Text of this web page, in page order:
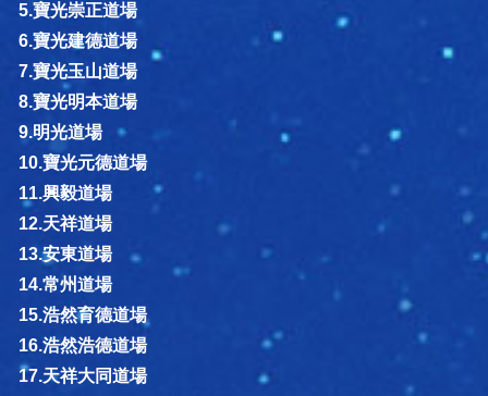
5.寶光崇正道場
6.寶光建德道場
7.寶光玉山道場
8.寶光明本道場
9.明光道場
10.寶光元德道場
11.興毅道場
12.天祥道場
13.安東道場
14.常州道場
15.浩然育德道場
16.浩然浩德道場
17.天祥大同道場